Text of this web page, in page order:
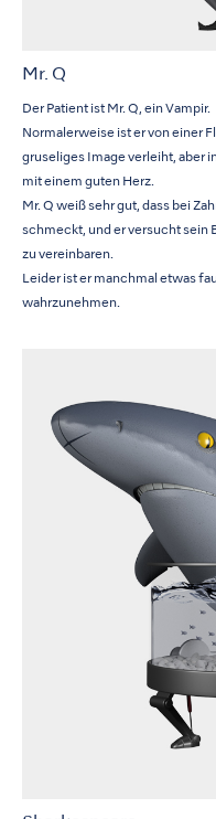
Mr. Q
Der Patient ist Mr. Q, ein Vampir.
Normalerweise ist er von einer
gruseliges Image verleiht, aber
mit einem guten Herz.
Mr. Q weiß sehr gut, dass bei
schmeckt, und er versucht sein
zu vereinbaren.
Leider ist er manchmal etwas
wahrzunehmen.